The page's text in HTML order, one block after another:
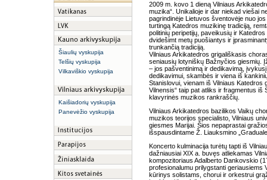
Šiaulių vyskupija
Telšių vyskupija
Vilkaviškio vyskupija
Kaišiadorių vyskupija
Panevėžio vyskupija
2009 m. kovo 1 dieną Vilniaus
muzika“. Unikalioje ir dar niekad viešai
pagrindinėje Lietuvos šventovėje nuo
turtingą Katedros muzikinę tradiciją,
politinių peripetijų, paveikusių ir
dvidešimt metų puošiantys ir
trunkančią tradiciją.
Vilniaus Arkikatedros grigališkasis
seniausių lotyniškų Bažnyčios giesmių.
– jos pašventinimą ir dedikavimą,
dedikavimui, skambės ir viena iš
Stanislovui, vienam iš Vilniaus Katedros
Vilnensis“ taip pat atliks ir fragmentus
klavyrinės muzikos rankraščių.
Vilniaus Arkikatedros bazilikos Vaikų
muzikos teorijos specialisto, Vilniaus
giesmes Marijai. Šios nepaprastai
išspausdintame Ž. Liauksmino
Koncerto kulminacija turėtų tapti iš
dažniausiai XIX a. buvęs atliekamas
kompozitoriaus Adalberto Dankovskio
profesionalumu prilygstanti geriausiems
kūrinys solistams, chorui ir orkestrui